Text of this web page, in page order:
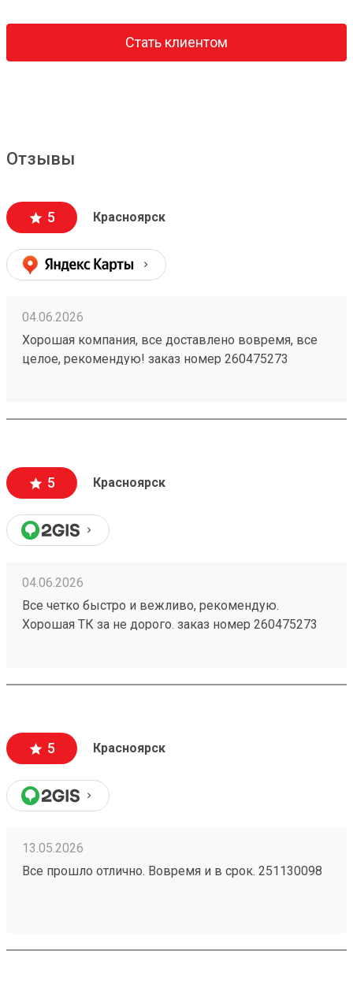
Стать клиентом
Отзывы
5 Красноярск
04.06.2026
Хорошая компания, все доставлено вовремя, все
целое, рекомендую! заказ номер 260475273
5 Красноярск
04.06.2026
Все четко быстро и вежливо, рекомендую.
Хорошая ТК за не дорого. заказ номер 260475273
5 Красноярск
13.05.2026
Все прошло отлично. Вовремя и в срок. 251130098